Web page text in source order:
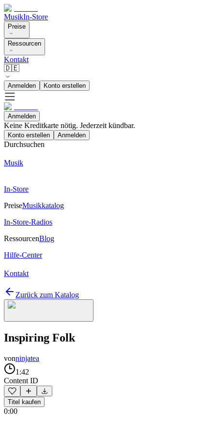
MusikIn-Store
Preise
Ressourcen
Kontakt
🇩🇪
Anmelden Konto erstellen
Anmelden
Keine Kreditkarte nötig. Jederzeit kündbar.
Konto erstellen Anmelden
Durchsuchen
Musik
In-Store
PreiseMusikkatalog
In-Store-Radios
RessourcenBlog
Hilfe-Center
Kontakt
Zurück zum Katalog
Inspiring Folk
vonninjatea
1:42
Content ID
Titel kaufen
0:00